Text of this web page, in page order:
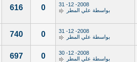
2008- 12- 31
بواسطة علي المطر 0
616
2008- 12- 31
بواسطة علي المطر 0
740
2008- 12- 30
بواسطة علي المطر 0
697